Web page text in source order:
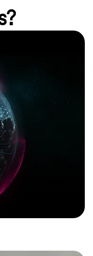
IoT entre plataformas,
control global con los más
IoT de forma